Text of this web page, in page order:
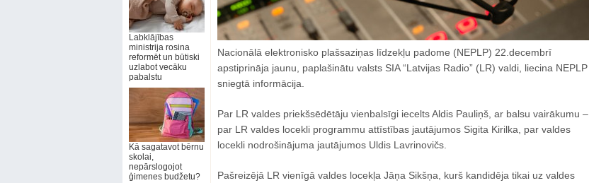
Labklājības
ministrija rosina
reformēt un būtiski
uzlabot vecāku
pabalstu
Kā sagatavot bērnu
skolai,
nepārslogojot
ģimenes budžetu?
Nacionālā elektronisko plašsaziņas līdzekļu padome (NEPLP) 22.decembrī
apstiprināja jaunu, paplašinātu valsts SIA “Latvijas Radio” (LR) valdi, liecina NEPLP
sniegtā informācija.
Par LR valdes priekšsēdētāju vienbalsīgi iecelts Aldis Pauliņš, ar balsu vairākumu –
par LR valdes locekli programmu attīstības jautājumos Sigita Kirilka, par valdes
locekli nodrošinājuma jautājumos Uldis Lavrinovičs.
Pašreizējā LR vienīgā valdes locekļa Jāņa Sikšņa, kurš kandidēja tikai uz valdes